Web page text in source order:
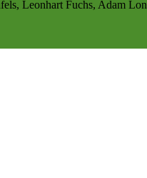
Leonhart Fuchs, Adam